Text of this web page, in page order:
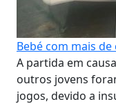
Bebé com mais
A partida em
outros jovens
jogos, devido a